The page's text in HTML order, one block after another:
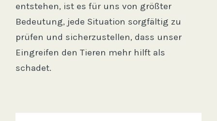
entstehen, ist es für uns von größter
Bedeutung, jede Situation sorgfältig zu
prüfen und sicherzustellen, dass unser
Eingreifen den Tieren mehr hilft als
schadet.